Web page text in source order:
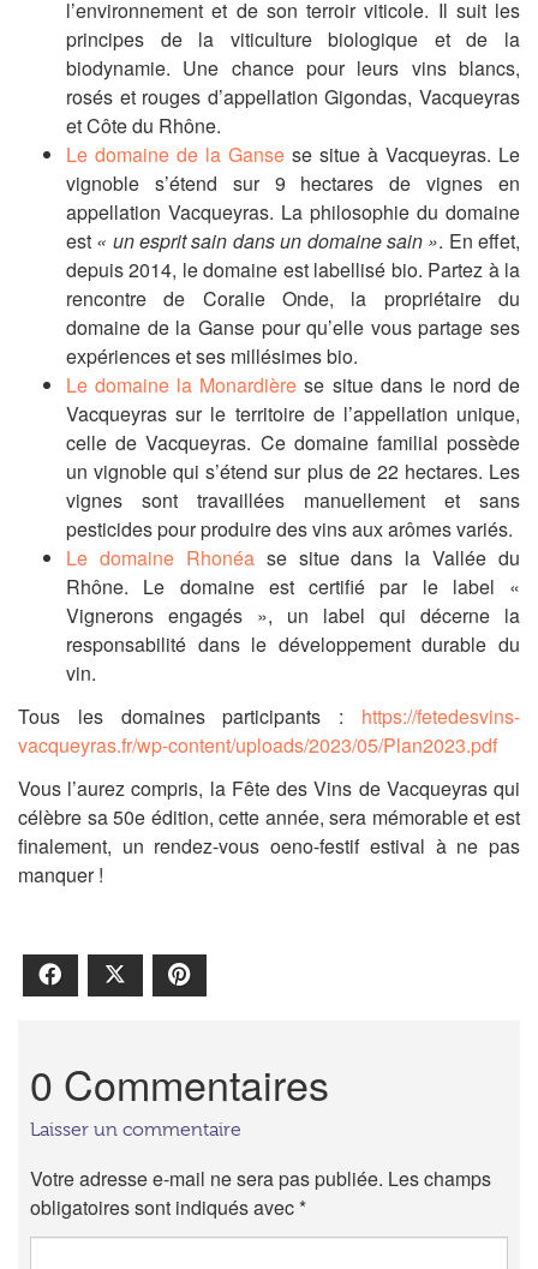
l’environnement et de son terroir viticole. Il suit les
principes de la viticulture biologique et de la
biodynamie. Une chance pour leurs vins blancs,
rosés et rouges d’appellation Gigondas, Vacqueyras
et Côte du Rhône.
Le domaine de la Ganse se situe à Vacqueyras. Le
vignoble s’étend sur 9 hectares de vignes en
appellation Vacqueyras. La philosophie du domaine
est « un esprit sain dans un domaine sain ». En effet,
depuis 2014, le domaine est labellisé bio. Partez à la
rencontre de Coralie Onde, la propriétaire du
domaine de la Ganse pour qu’elle vous partage ses
expériences et ses millésimes bio.
Le domaine la Monardière se situe dans le nord de
Vacqueyras sur le territoire de l’appellation unique,
celle de Vacqueyras. Ce domaine familial possède
un vignoble qui s’étend sur plus de 22 hectares. Les
vignes sont travaillées manuellement et sans
pesticides pour produire des vins aux arômes variés.
Le domaine Rhonéase situe dans la Vallée du
Rhône. Le domaine est certifié par le label «
Vignerons engagés », un label qui décerne la
responsabilité dans le développement durable du
vin.
Tous les domaines participants : https://fetedesvins-
vacqueyras.fr/wp-content/uploads/2023/05/Plan2023.pdf
Vous l’aurez compris, la Fête des Vins de Vacqueyras qui
célèbre sa 50e édition, cette année, sera mémorable et est
finalement, un rendez-vous oeno-festif estival à ne pas
manquer !
Facebook
0 Commentaires
Laisser un commentaire
Votre adresse e-mail ne sera pas publiée. Les champs
obligatoires sont indiqués avec*